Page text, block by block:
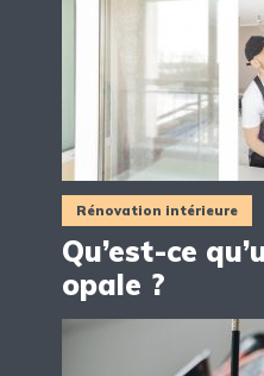
Rénovation intérieure
Qu’est-ce
opale ?